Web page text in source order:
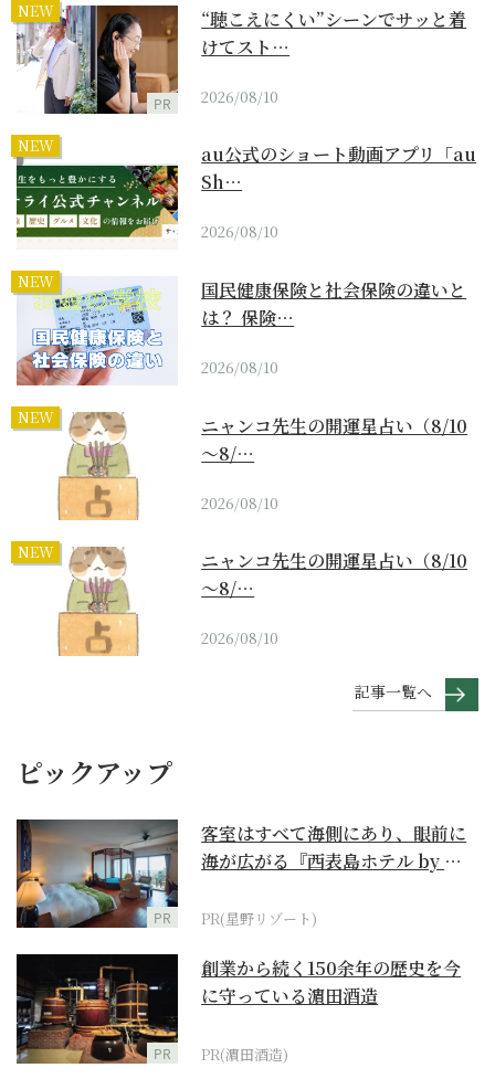
NEW
PR
“聴こえにくい”シーンでサッと着
けてスト…
2026/08/10
NEW
au公式のショート動画アプリ「au
Sh…
2026/08/10
NEW
国民健康保険と社会保険の違いと
は？ 保険…
2026/08/10
NEW
ニャンコ先生の開運星占い（8/10
～8/…
2026/08/10
NEW
ニャンコ先生の開運星占い（8/10
～8/…
2026/08/10
記事一覧へ
ピックアップ
PR
客室はすべて海側にあり、眼前に
海が広がる『西表島ホテル by 星
PR(星野リゾート)
PR
創業から続く150余年の歴史を今
に守っている濵田酒造
PR(濵田酒造)